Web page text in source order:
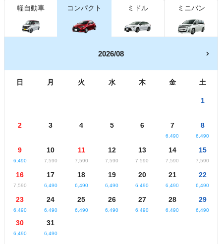
軽自動車 コンパクト ミドル ミニバン
2026/08
日 月 火 水 木 金 土
1
2 3 4 5 6 7
6,490
8
6,490
9
6,490
10
7,590
11
7,590
12
7,590
13
7,590
14
7,590
15
7,590
16
7,590
17
6,490
18
6,490
19
6,490
20
6,490
21
6,490
22
6,490
23
6,490
24
6,490
25
6,490
26
6,490
27
6,490
28
6,490
29
6,490
30
6,490
31
6,490